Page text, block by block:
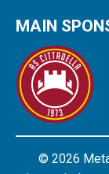
MAIN
© 2026